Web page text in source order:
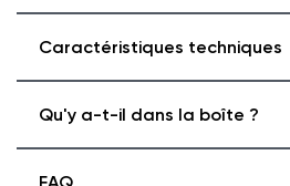
Caractéristiques techniques
Numéro de modèle
WYZEUMML
Couleur
Qu'y a-t-il dans la boîte ?